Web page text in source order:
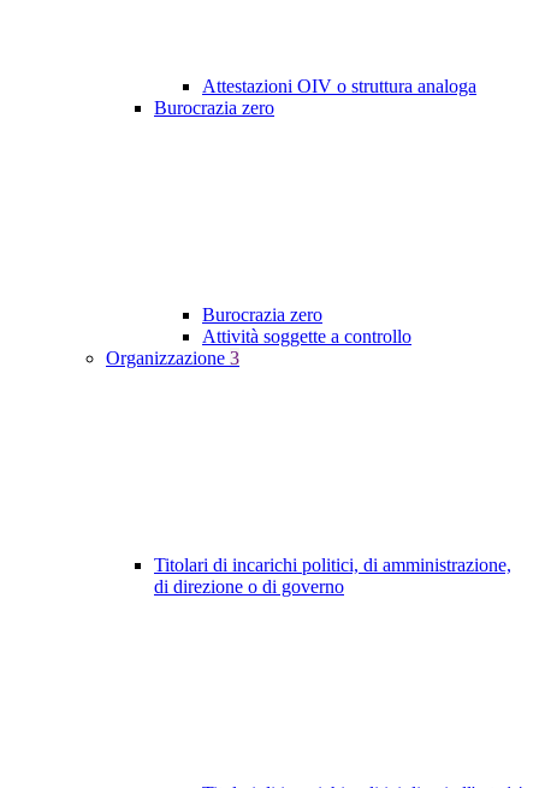
Attestazioni OIV o struttura analoga
Burocrazia zero
Burocrazia zero
Attività soggette a controllo
Organizzazione 3
Titolari di incarichi politici, di amministrazione,
di direzione o di governo